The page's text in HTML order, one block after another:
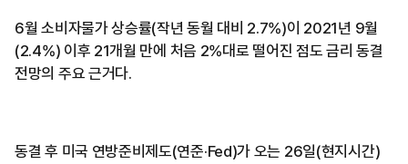
6월 소비자물가 상승률(작년 동월 대비 2.7%)이 2021년 9월
(2.4%) 이후 21개월 만에 처음 2%대로 떨어진 점도 금리 동결
전망의 주요 근거다.
동결 후 미국 연방준비제도(연준·Fed)가 오는 26일(현지시간)